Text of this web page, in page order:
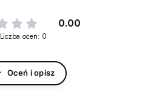
0.00
Liczba ocen: 0
Oceń i opisz